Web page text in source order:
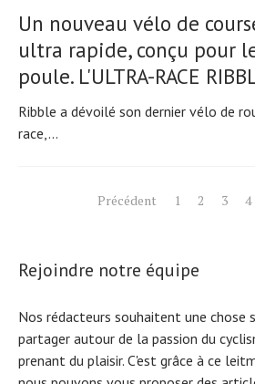
Un nouveau vélo de
ultra rapide, conçu pour
poule. L'ULTRA-RACE
Ribble a dévoilé son dernier vélo de
race,...
Pagination
publications
Précédent 1 2 3 4
Rejoindre notre équipe
Nos rédacteurs souhaitent une chose
partager autour de la passion du
prenant du plaisir. C'est grâce à ce